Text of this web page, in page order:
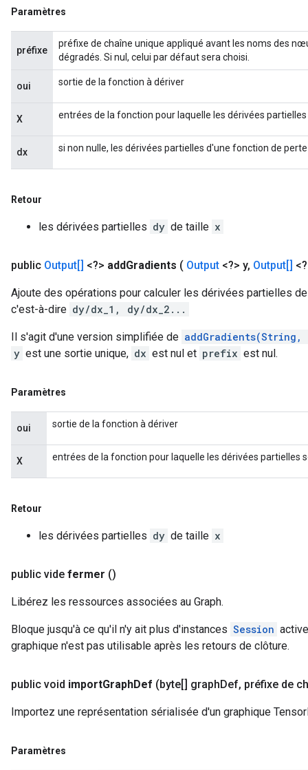
Paramètres
préfixe
préfixe de chaîne unique appliqué avant les noms des
dégradés. Si nul, celui par défaut sera choisi.
oui sortie de la fonction à dériver
X entrées de la fonction pour laquelle les dérivées
dx si non nulle, les dérivées partielles d'une fonction de
Retour
les dérivées partielles dy de taille x
public Output[] <?> addGradients ( Output <?> y, Output[]
Ajoute des opérations pour calculer les dérivées partielles
c'est-à-dire dy/dx_1, dy/dx_2...
Il s'agit d'une version simplifiée de
y est une sortie unique, dx est nul et prefix est nul.
Paramètres
oui sortie de la fonction à dériver
X entrées de la fonction pour laquelle les dérivées partielles
Retour
les dérivées partielles dy de taille x
public vide fermer ()
Libérez les ressources associées au Graph.
Bloque jusqu'à ce qu'il n'y ait plus d'instances Session
graphique n'est pas utilisable après les retours de clôture.
public void importGraphDef (byte[] graphDef, préfixe de
Importez une représentation sérialisée d'un graphique
Paramètres